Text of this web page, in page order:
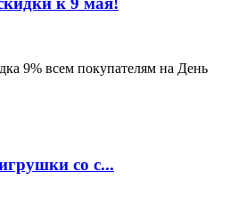
9% всем покупателям на День
со с...